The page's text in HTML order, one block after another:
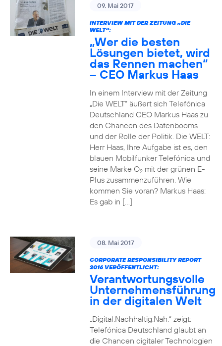
09. Mai 2017
INTERVIEW MIT DER ZEITUNG „DIE
WELT“:
„Wer die besten
Lösungen bietet, wird
das Rennen machen“
– CEO Markus Haas
In einem Interview mit der Zeitung
„Die WELT“ äußert sich Telefónica
Deutschland CEO Markus Haas zu
den Chancen des Datenbooms
und der Rolle der Politik. Die WELT:
Herr Haas, Ihre Aufgabe ist es, den
blauen Mobilfunker Telefónica und
seine Marke O2mit der grünen E-
Plus zusammenzuführen. Wie
kommen Sie voran? Markus Haas:
Es gab in […]
08. Mai 2017
CORPORATE RESPONSIBILITY REPORT
2016 VERÖFFENTLICHT:
Verantwortungsvolle
Unternehmensführung
in der digitalen Welt
„Digital.Nachhaltig.Nah.“ zeigt:
Telefónica Deutschland glaubt an
die Chancen digitaler Technologien